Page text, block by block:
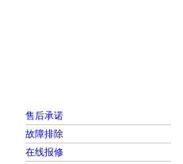
售后承诺
故障排除
在线报修